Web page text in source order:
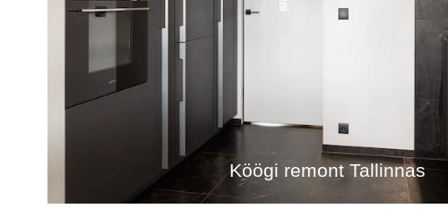
Köögi remont Tallinnas